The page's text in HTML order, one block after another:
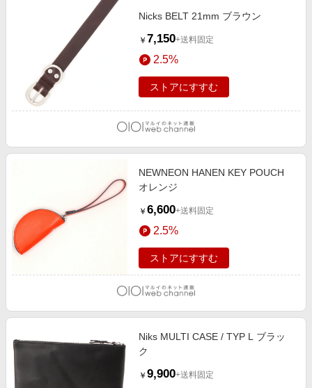
Nicks BELT 21mm ブラウン
￥ 7,150+送料固定
2.5%
ストアにすすむ
NEWNEON HANEN KEY POUCH
オレンジ
￥ 6,600+送料固定
2.5%
ストアにすすむ
Niks MULTI CASE / TYP L ブラッ
ク
￥ 9,900+送料固定